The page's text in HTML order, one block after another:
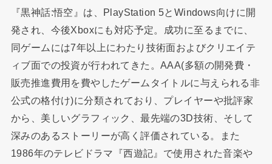
『黒神話:悟空』は、PlayStation 5とWindows向けに開
発され、今後Xboxにも対応予定。成功に至るまでに、
同ゲームには7年以上にわたり技術面およびクリエイテ
ィブ面での投資が行われてきた。AAA(多額の開発費・
販売推進費用を費やしたゲームタイトルに与えられる非
公式の格付け)に分類されており、プレイヤーや批評家
から、美しいグラフィック、最先端の3D技術、そして
深みのあるストーリーが高く評価されている。また
1986年のテレビドラマ『西遊記』で使用された音楽や